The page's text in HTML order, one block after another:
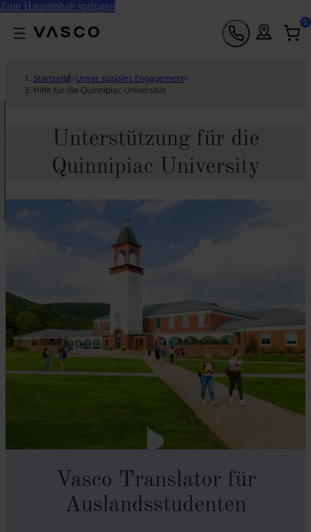
Zum Hauptinhalt springen
0
Startseite>Unser soziales Engagement>
Hilfe für die Quinnipiac Universität
Unterstützung für die
Quinnipiac University
Vasco Translator für
Auslandsstudenten